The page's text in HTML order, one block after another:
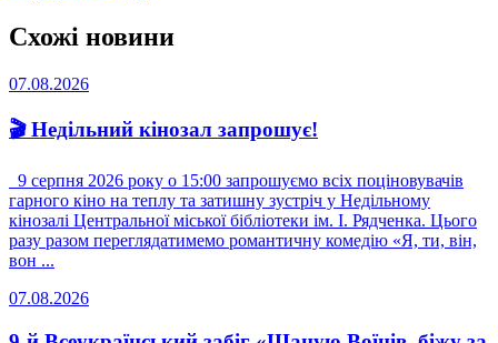
Схожі новини
07.08.2026
🎬 Недільний кінозал запрошує!
9 серпня 2026 року о 15:00 запрошуємо всіх поціновувачів
гарного кіно на теплу та затишну зустріч у Недільному
кінозалі Центральної міської бібліотеки ім. І. Рядченка. Цього
разу разом переглядатимемо романтичну комедію «Я, ти, він,
вон ...
07.08.2026